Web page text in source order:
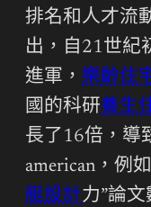
排名和人才流
出，自21世紀
進軍， 樂齡住
國的科研養生
長了16倍，導
american，例
艇設計力”論文